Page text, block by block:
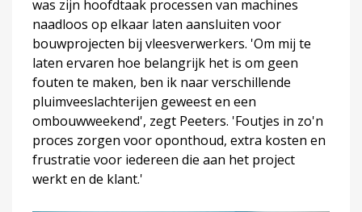
was zijn hoofdtaak processen van machines
naadloos op elkaar laten aansluiten voor
bouwprojecten bij vleesverwerkers. 'Om mij te
laten ervaren hoe belangrijk het is om geen
fouten te maken, ben ik naar verschillende
pluimveeslachterijen geweest en een
ombouwweekend', zegt Peeters. 'Foutjes in zo'n
proces zorgen voor oponthoud, extra kosten en
frustratie voor iedereen die aan het project
werkt en de klant.'